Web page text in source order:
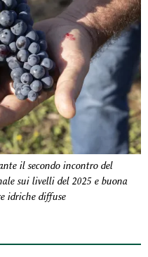
il secondo incontro del
sui livelli del 2025 e buona
idriche diffuse